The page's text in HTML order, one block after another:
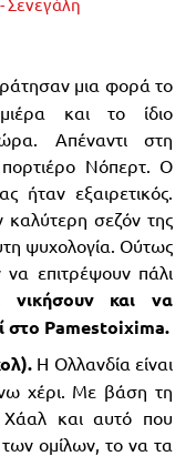
μια φορά το
και το ίδιο
Απέναντι στη
Νόπερτ. Ο
ήταν εξαιρετικός.
καλύτερη σεζόν της
ψυχολογία. Ούτως
επιτρέψουν πάλι
και να
στo Pamestoixima.
Η Ολλανδία είναι
χέρι. Με βάση τη
και αυτό που
ομίλων, το να τα